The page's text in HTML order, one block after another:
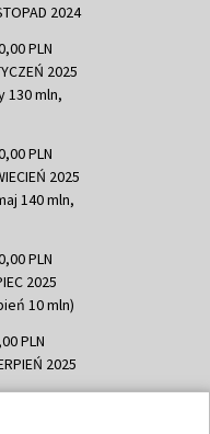
2024
PLN
2025
130 mln,
PLN
2025
140 mln,
PLN
2025
10 mln)
PLN
2025
PLN